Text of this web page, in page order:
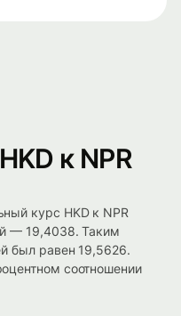
к NPR
курс HKD к NPR
— 19,4038. Таким
был равен 19,5626.
соотношении